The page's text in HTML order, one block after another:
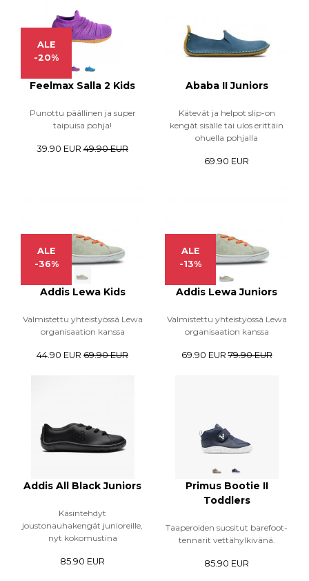
ALE
-20%
Feelmax Salla 2 Kids
Punottu päällinen ja super
taipuisa pohja!
39.90 EUR 49.90 EUR
Ababa II Juniors
Kätevät ja helpot slip-on
kengät sisälle tai ulos erittäin
ohuella pohjalla
69.90 EUR
ALE
-36%
Addis Lewa Kids
Valmistettu yhteistyössä Lewa
organisaation kanssa
44.90 EUR 69.90 EUR
ALE
-13%
Addis Lewa Juniors
Valmistettu yhteistyössä Lewa
organisaation kanssa
69.90 EUR 79.90 EUR
Addis All Black Juniors
Käsintehdyt
joustonauhakengät junioreille,
nyt kokomustina
85.90 EUR
Primus Bootie II
Toddlers
Taaperoiden suositut barefoot-
tennarit vettähylkivänä.
85.90 EUR